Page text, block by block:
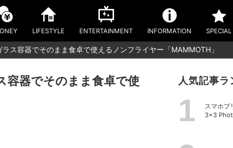
LIFESTYLE ENTERTAINMENT INFORMATION SPECIAL
ス容器でそのまま食卓で使えるノンフライヤー「MAMMOTH」
容器でそのまま食卓で使
人気記事ラ
スマホプ
3×3